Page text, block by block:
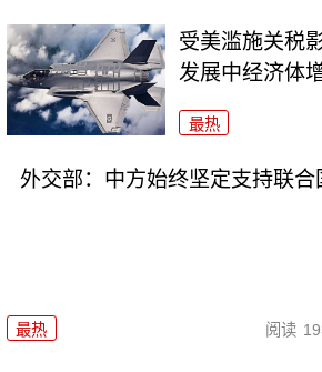
受美滥施关税
发展中经济体
最热
外交部：中方始终坚定支持联
最热 阅读